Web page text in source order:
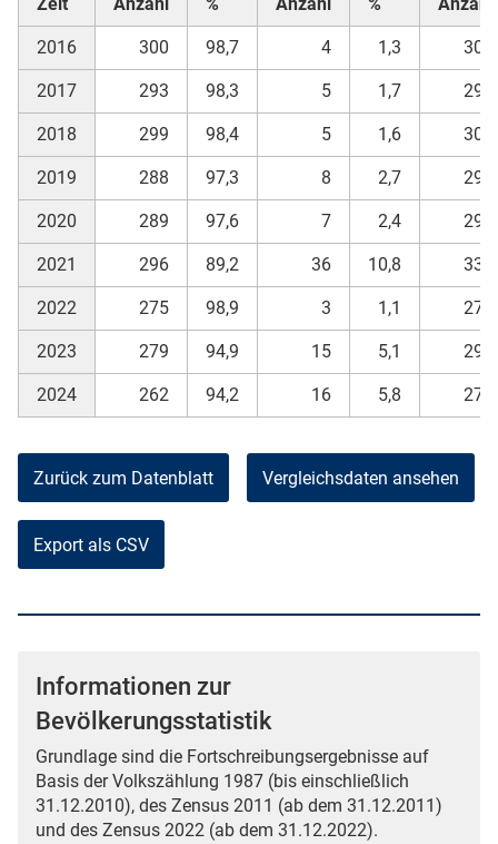
2016 300 98,7 4 1,3 304
2017 293 98,3 5 1,7 298
2018 299 98,4 5 1,6 304
2019 288 97,3 8 2,7 296
2020 289 97,6 7 2,4 296
2021 296 89,2 36 10,8 332
2022 275 98,9 3 1,1 278
2023 279 94,9 15 5,1 294
2024 262 94,2 16 5,8 278
Zurück zum Datenblatt Vergleichsdaten ansehen
Export als CSV
Informationen zur
Bevölkerungsstatistik
Grundlage sind die Fortschreibungsergebnisse auf
Basis der Volkszählung 1987 (bis einschließlich
31.12.2010), des Zensus 2011 (ab dem 31.12.2011)
und des Zensus 2022 (ab dem 31.12.2022).